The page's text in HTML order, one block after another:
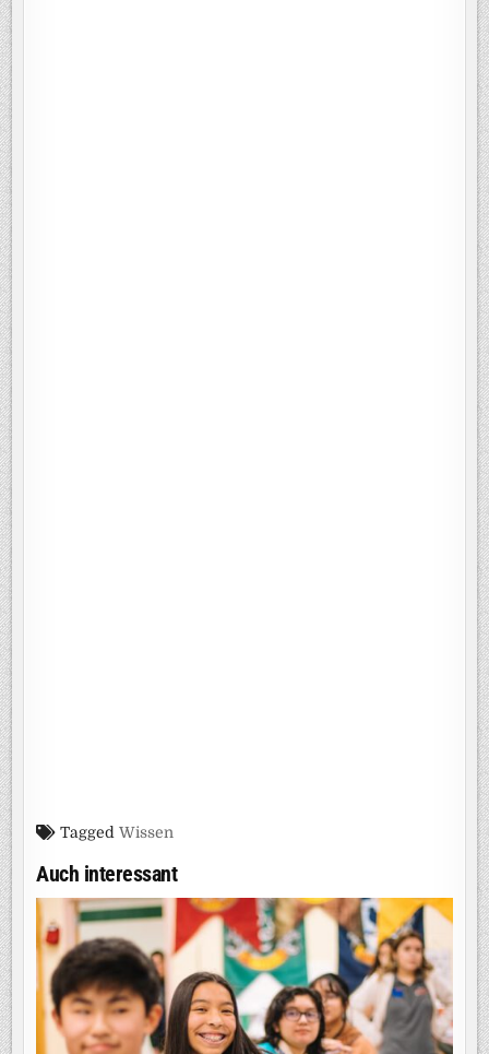
TaggedWissen
Auch interessant